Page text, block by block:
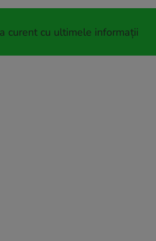
cu ultimele informații